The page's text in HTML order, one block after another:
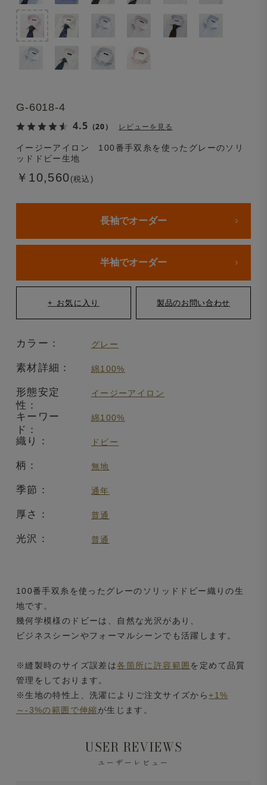
G-6018-4
4.5 （20） レビューを見る
イージーアイロン 100番手双糸を使ったグレーのソリ
ッドドビー生地
￥10,560 (税込)
長袖でオーダー
半袖でオーダー
カラー： グレー
素材詳細： 綿100%
形態安定
性：
イージーアイロン
キーワー
ド：
綿100%
織り： ドビー
柄： 無地
季節： 通年
厚さ： 普通
光沢： 普通
100番手双糸を使ったグレーのソリッドドビー織りの生
地です。
幾何学模様のドビーは、自然な光沢があり、
ビジネスシーンやフォーマルシーンでも活躍します。
※縫製時のサイズ誤差は各箇所に許容範囲 を定めて品質
管理をしております。
※生地の特性上、洗濯によりご注文サイズから+1%
～-3%の範囲で伸縮が生じます。
USER REVIEWS
ユーザーレビュー